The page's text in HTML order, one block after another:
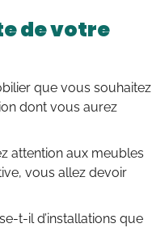
de votre
que vous souhaitez
dont vous aurez
attention aux meubles
vous allez devoir
t-il d’installations que